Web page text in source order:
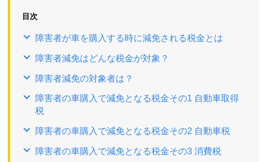
目次
障害者が車を購入する時に減免される税金とは
障害者減免はどんな税金が対象？
障害者減免の対象者は？
障害者の車購入で減免となる税金その1 自動車取得
税
障害者の車購入で減免となる税金その2 自動車税
障害者の車購入で減免となる税金その3 消費税